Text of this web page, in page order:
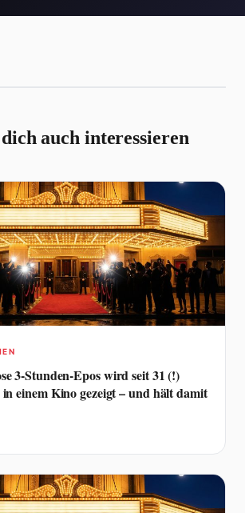
auch interessieren
3-Stunden-Epos wird seit 31 (!)
einem Kino gezeigt – und hält damit